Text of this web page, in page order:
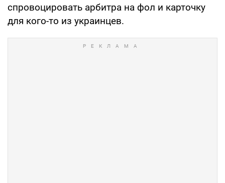
спровоцировать арбитра на фол и карточку
для кого-то из украинцев.